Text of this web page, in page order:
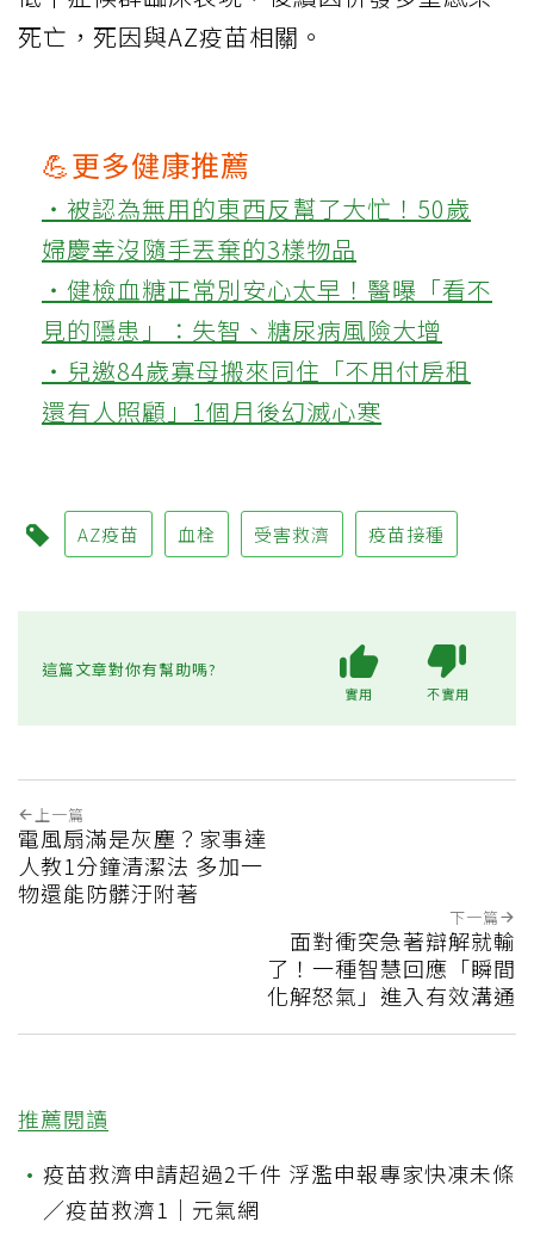
死亡，死因與AZ疫苗相關。
💪更多健康推薦
‧被認為無用的東西反幫了大忙！50歲
婦慶幸沒隨手丟棄的3樣物品
‧健檢血糖正常別安心太早！醫曝「看不
見的隱患」：失智、糖尿病風險大增
‧兒邀84歲寡母搬來同住「不用付房租
還有人照顧」1個月後幻滅心寒
AZ疫苗 血栓 受害救濟 疫苗接種
這篇文章對你有幫助嗎?
實用 不實用
上一篇
電風扇滿是灰塵？家事達
人教1分鐘清潔法 多加一
物還能防髒汙附著
下一篇
面對衝突急著辯解就輸
了！一種智慧回應「瞬間
化解怒氣」進入有效溝通
推薦閱讀
• 疫苗救濟申請超過2千件 浮濫申報專家快凍未條
／疫苗救濟1｜元氣網